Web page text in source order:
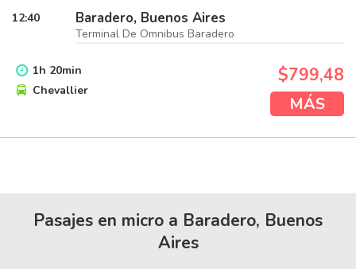
12:40 Baradero, Buenos Aires
Terminal De Omnibus Baradero
1h 20min
Chevallier
$799,48
MÁS
Pasajes en micro a Baradero, Buenos
Aires